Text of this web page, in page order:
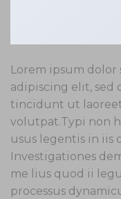
Lorem ipsum
adipiscing elit, sed
tincidunt ut
volutpat.Typi non
usus legentis in iis
Investigationes
me lius quod ii
processus